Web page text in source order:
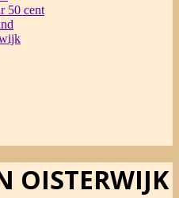
50 cent
OISTERWIJK